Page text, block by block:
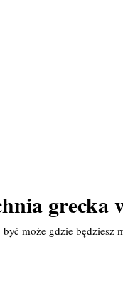
grecka
być może gdzie będziesz